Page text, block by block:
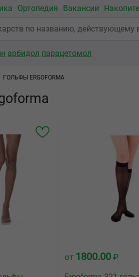
Ортопедия Вакансии
арбидол парацетомол
ГОЛЬФЫ ERGOFORMA
от 1800.00 ₽